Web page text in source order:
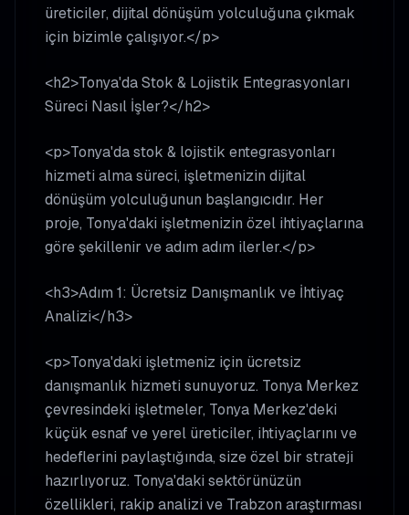
üreticiler, dijital dönüşüm yolculuğuna çıkmak
için bizimle çalışıyor.</p>
<h2>Tonya'da Stok & Lojistik Entegrasyonları
Süreci Nasıl İşler?</h2>
<p>Tonya'da stok & lojistik entegrasyonları
hizmeti alma süreci, işletmenizin dijital
dönüşüm yolculuğunun başlangıcıdır. Her
proje, Tonya'daki işletmenizin özel ihtiyaçlarına
göre şekillenir ve adım adım ilerler.</p>
<h3>Adım 1: Ücretsiz Danışmanlık ve İhtiyaç
Analizi</h3>
<p>Tonya'daki işletmeniz için ücretsiz
danışmanlık hizmeti sunuyoruz. Tonya Merkez
çevresindeki işletmeler, Tonya Merkez'deki
küçük esnaf ve yerel üreticiler, ihtiyaçlarını ve
hedeflerini paylaştığında, size özel bir strateji
hazırlıyoruz. Tonya'daki sektörünüzün
özellikleri, rakip analizi ve Trabzon araştırması